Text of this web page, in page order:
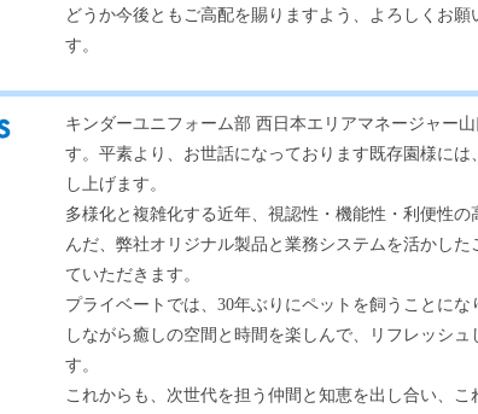
どうか今後ともご高配を賜りますよう、よろしくお願
す。
キンダーユニフォーム部 西日本エリアマネージャー山
す。平素より、お世話になっております既存園様には
し上げます。
多様化と複雑化する近年、視認性・機能性・利便性の
んだ、弊社オリジナル製品と業務システムを活かした
ていただきます。
プライベートでは、30年ぶりにペットを飼うことにな
しながら癒しの空間と時間を楽しんで、リフレッシュ
す。
これからも、次世代を担う仲間と知恵を出し合い、こ